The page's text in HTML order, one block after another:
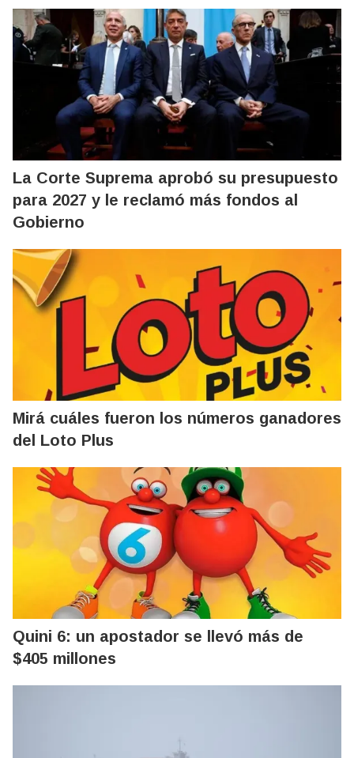
La Corte Suprema aprobó su presupuesto
para 2027 y le reclamó más fondos al
Gobierno
Mirá cuáles fueron los números ganadores
del Loto Plus
Quini 6: un apostador se llevó más de
$405 millones